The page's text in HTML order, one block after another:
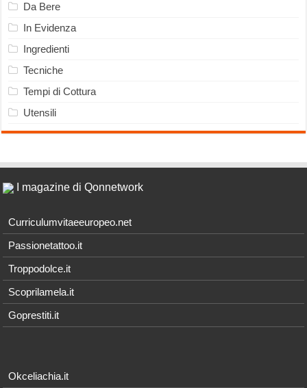
Da Bere
In Evidenza
Ingredienti
Tecniche
Tempi di Cottura
Utensili
I magazine di Qonnetwork
Curriculumvitaeeuropeo.net
Passionetattoo.it
Troppodolce.it
Scoprilamela.it
Goprestiti.it
Okceliachia.it